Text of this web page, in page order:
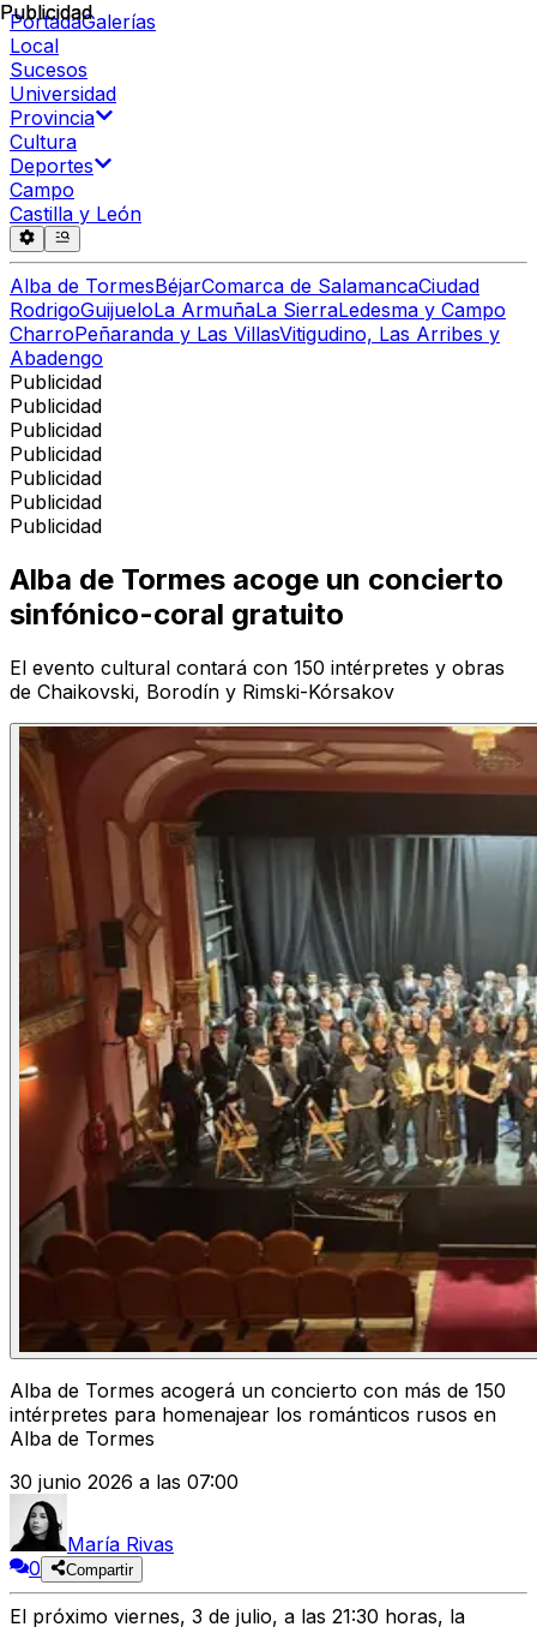
PortadaGalerías
Local
Sucesos
Universidad
Provincia
Cultura
Deportes
Campo
Castilla y León
Alba de TormesBéjarComarca de SalamancaCiudad
RodrigoGuijueloLa ArmuñaLa SierraLedesma y Campo
CharroPeñaranda y Las VillasVitigudino, Las Arribes y
Abadengo
Publicidad
Publicidad
Publicidad
Publicidad
Publicidad
Publicidad
Publicidad
Publicidad
Alba de Tormes acoge un concierto
sinfónico-coral gratuito
El evento cultural contará con 150 intérpretes y obras
de Chaikovski, Borodín y Rimski-Kórsakov
Alba de Tormes acogerá un concierto con más de 150
intérpretes para homenajear los románticos rusos en
Alba de Tormes
30 junio 2026 a las 07:00
María Rivas
0
Compartir
El próximo viernes, 3 de julio, a las 21:30 horas, la
Publicidad